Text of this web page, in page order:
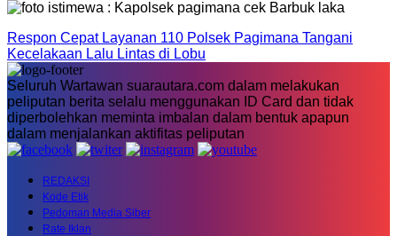
Respon Cepat Layanan 110 Polsek Pagimana Tangani
Kecelakaan Lalu Lintas di Lobu
Seluruh Wartawan suarautara.com dalam melakukan
peliputan berita selalu menggunakan ID Card dan tidak
diperbolehkan meminta imbalan dalam bentuk apapun
dalam menjalankan aktifitas peliputan
REDAKSI
Kode Etik
Pedoman Media Siber
Rate Iklan